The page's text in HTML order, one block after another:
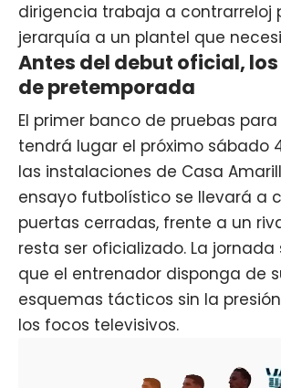
dirigencia trabaja a contrarreloj
jerarquía a un plantel que
Antes del debut oficial,
de pretemporada
El primer banco de pruebas para
tendrá lugar el próximo sábado
las instalaciones de Casa
ensayo futbolístico se llevará a
puertas cerradas, frente a un
resta ser oficializado. La jornada
que el entrenador disponga de
esquemas tácticos sin la
los focos televisivos.